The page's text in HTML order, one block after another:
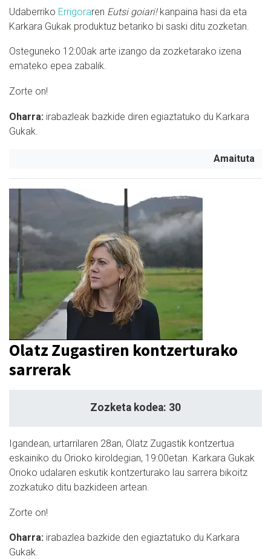
Udaberriko Errigoraren Eutsi goiari!kanpaina hasi da eta
Karkara Gukak produktuz betariko bi saski ditu zozketan.
Osteguneko 12:00ak arte izango da zozketarako izena
emateko epea zabalik.
Zorte on!
Oharra: irabazleak bazkide diren egiaztatuko du Karkara
Gukak.
Amaituta
Olatz Zugastiren kontzerturako
sarrerak
Zozketa kodea: 30
Igandean, urtarrilaren 28an, Olatz Zugastik kontzertua
eskainiko du Orioko kiroldegian, 19:00etan. Karkara Gukak
Orioko udalaren eskutik kontzerturako lau sarrera bikoitz
zozkatuko ditu bazkideen artean.
Zorte on!
Oharra: irabazlea bazkide den egiaztatuko du Karkara
Gukak.